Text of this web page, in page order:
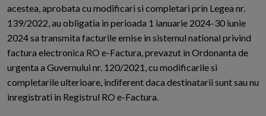
acestea, aprobata cu modificari si completari prin Legea nr.
139/2022, au obligatia in perioada 1 ianuarie 2024-30 iunie
2024 sa transmita facturile emise in sistemul national privind
factura electronica RO e-Factura, prevazut in Ordonanta de
urgenta a Guvernului nr. 120/2021, cu modificarile si
completarile ulterioare, indiferent daca destinatarii sunt sau nu
inregistrati in Registrul RO e-Factura.